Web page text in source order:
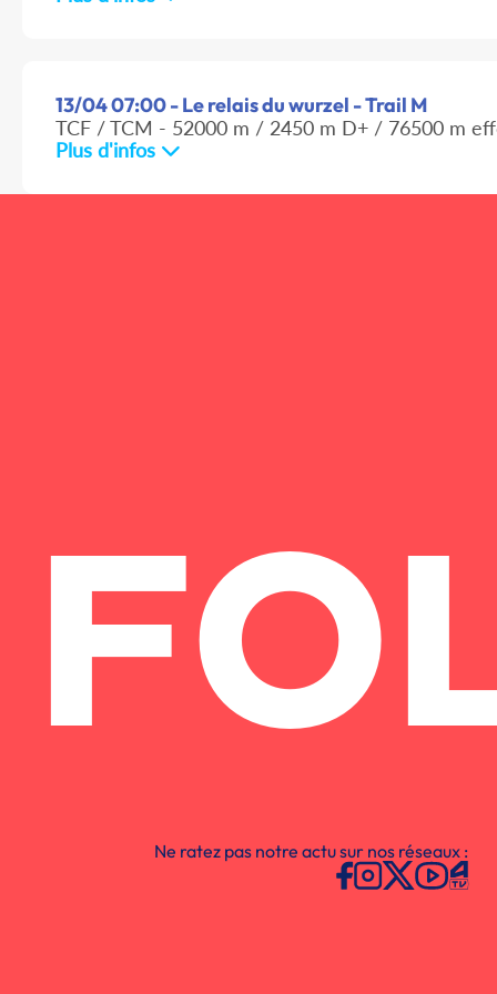
13/04 07:00 - Le relais du wurzel - Trail M
TCF / TCM - 52000 m / 2450 m D+ / 76500 m
Plus d'infos
Ne ratez pas notre actu sur nos réseaux :